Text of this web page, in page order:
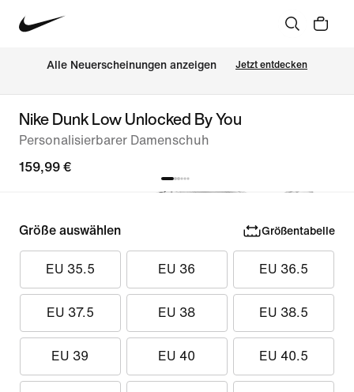
Alle Neuerscheinungen anzeigen Jetzt entdecken
Nike Dunk Low Unlocked By You
Personalisierbarer Damenschuh
159,99 €
Größe auswählen Größentabelle
EU 35.5 EU 36 EU 36.5
EU 37.5 EU 38 EU 38.5
EU 39 EU 40 EU 40.5